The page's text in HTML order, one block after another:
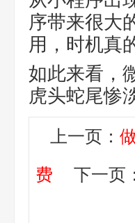
序带来很大
用，时机真
如此来看，
虎头蛇尾惨
上一页：
费 下一页：